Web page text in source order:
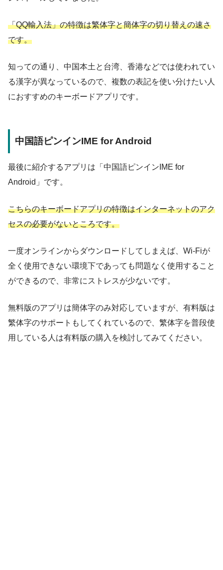
「QQ輸入法」の特徴は繁体字と簡体字の切り替えの速さ
です。
知っての通り、中国本土と台湾、香港などでは使われてい
る漢字が異なっているので、複数の表記を使い分けたい人
におすすめのキーボードアプリです。
中国語ピンインIME for Android
最後に紹介するアプリは「中国語ピンインIME for
Android」です。
こちらのキーボードアプリの特徴はインターネットのアク
セスの必要がないところです。
一度オンラインからダウンロードしてしまえば、Wi-Fiが
全く使用できない環境下であっても問題なく使用すること
ができるので、非常にストレスが少ないです。
無料版のアプリは簡体字のみ対応していますが、有料版は
繁体字のサポートもしてくれているので、繁体字を普段使
用している人は有料版の購入を検討してみてください。